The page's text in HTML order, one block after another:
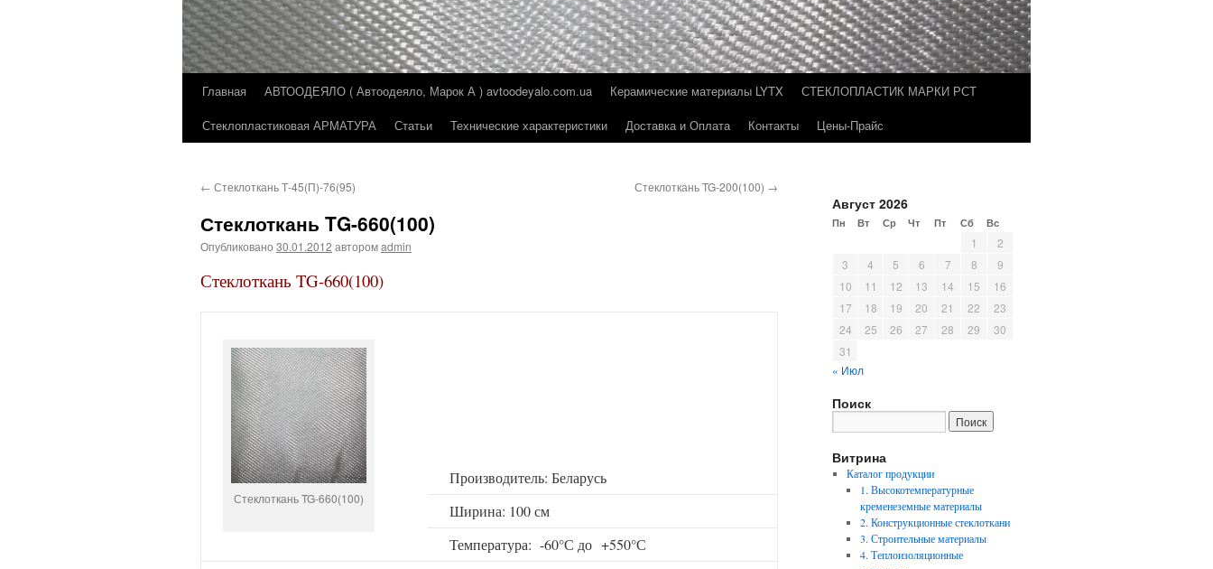
Перейти
Главная АВТООДЕЯЛО ( Автоодеяло, Марок А ) avtoodeyalo.com.ua Керамические материалы LYTX
СТЕКЛОПЛАСТИК МАРКИ РСТ
Стеклопластиковая АРМАТУРА
Статьи Технические характеристики Доставка и Оплата Контакты Цены-Прайс
← Стеклоткань Т-45(П)-76(95) Стеклоткань TG-200(100) →
Стеклоткань TG-660(100)
Опубликовано 30.01.2012 авторомadmin
Стеклоткань TG-660(100)
Стеклоткань TG-660(100)
Производитель: Беларусь
Ширина: 100 см
Температура: -60°С до +550°С
Август 2026
Пн Вт Ср Чт Пт Сб Вс
« Июл
1
2
3
4 5 6 7 8
9
10
11 12 13 14 15
16
17
18 19 20 21 22
23
24
25 26 27 28 29
30
31
Поиск
Витрина
Каталог продукции
1. Высокотемпературные
кременеземные материалы
2. Конструкционные стеклоткани
3. Строительные материалы
4. Теплоизоляционные